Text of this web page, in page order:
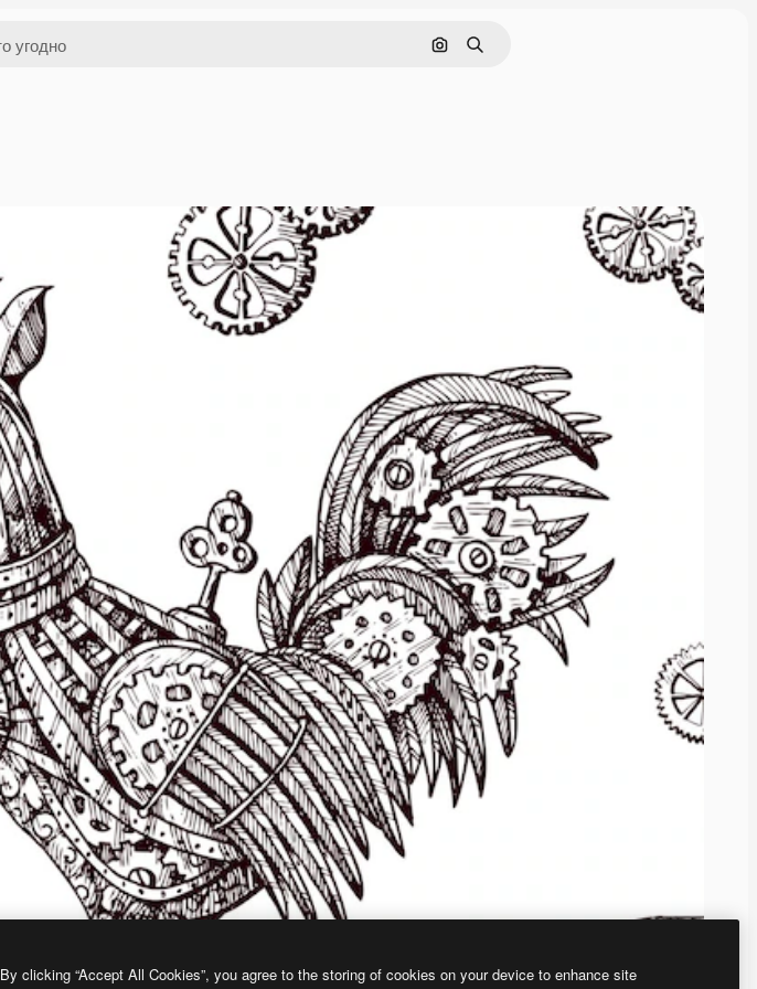
Поиск по изображению
Поиск
By clicking “Accept All Cookies”, you agree to the storing of cookies on your device to enhance site